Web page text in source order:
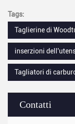
Contatti
Tags:
Taglierine di
inserzioni
Tagliatori di